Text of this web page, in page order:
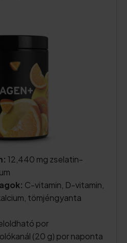
12,440 mg zselatin-
C-vitamin, D-vitamin,
tömjéngyanta
por
(20 g) por naponta